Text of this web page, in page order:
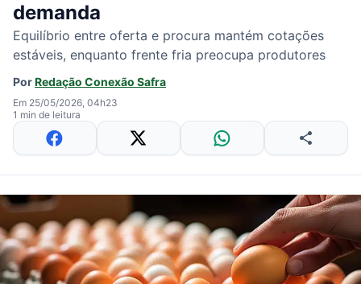
demanda
Equilíbrio entre oferta e procura mantém cotações
estáveis, enquanto frente fria preocupa produtores
PorRedação Conexão Safra
Em 25/05/2026, 04h23
1 min de leitura